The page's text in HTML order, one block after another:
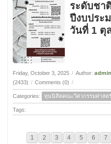
ระดับชา
ปีงบประ
วันที่ 1 ตุ
Friday, October 3, 2025 / Author: admin
(2433) / Comments (0) /
Categories: ทุนนิสิตคณะวิศวกรรมศาสต
Tags:
1 2 3 4 5 6 7